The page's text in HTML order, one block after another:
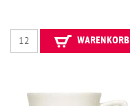
WARENKORB